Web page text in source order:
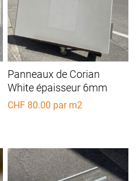
Panneaux de Corian
White épaisseur 6mm
CHF 80.00 par m2